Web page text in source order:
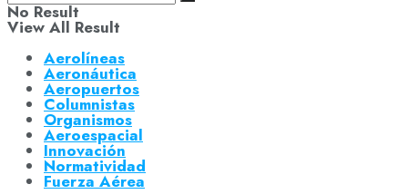
No Result
View All Result
Aerolíneas
Aeronáutica
Aeropuertos
Columnistas
Organismos
Aeroespacial
Innovación
Normatividad
Fuerza Aérea